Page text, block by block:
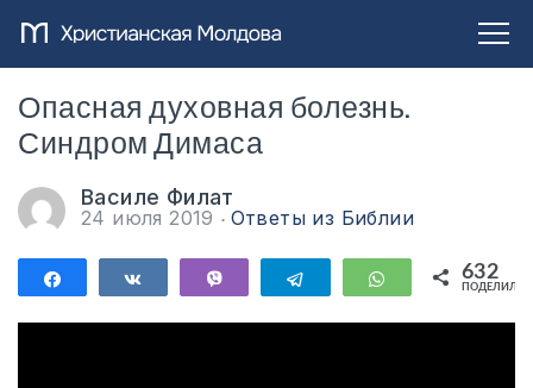
Опасная духовная болезнь.
Синдром Димаса
Василе Филат
24 июля 2019 Ответы из Библии
ПоделитьсяПоделиться Telegram WhatsApp
632